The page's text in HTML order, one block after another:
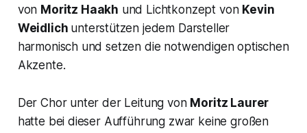
von Moritz Haakh und Lichtkonzept von Kevin
Weidlich unterstützen jedem Darsteller
harmonisch und setzen die notwendigen optischen
Akzente.
Der Chor unter der Leitung von Moritz Laurer
hatte bei dieser Aufführung zwar keine großen